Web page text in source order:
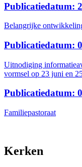
Publicatiedatum:
Belangrijke
Publicatiedatum:
Uitnodiging
vormsel op 23 juni en
Publicatiedatum:
Familiepastoraat
Kerken